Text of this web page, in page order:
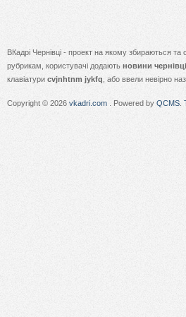
ВКадрі Чернівці - проект на якому збираються та
рубрикам, користувачі додають новини
клавіатури cvjnhtnm jykfq , або ввели невірно
Copyright © 2026 vkadri.com . Powered by QCMS